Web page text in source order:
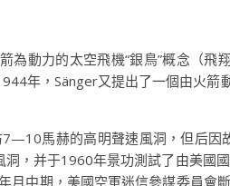
為動力的太空飛機“銀鳥”概念（
年，Sänger又提出了一個由火
馬赫的高明聲速風洞，但后
，并于1960年景功測試了由美國
月中期，美國空軍迷信參謀委員